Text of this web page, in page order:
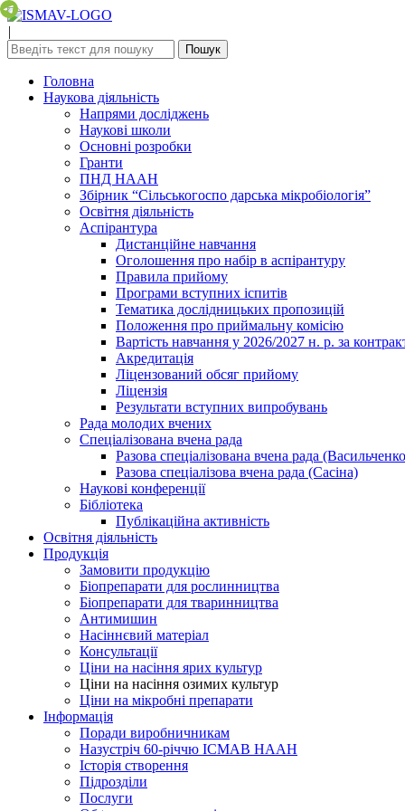
|
Головна
Наукова діяльність
Напрями досліджень
Наукові школи
Основні розробки
Гранти
ПНД НААН
Збірник “Сільськогоспо дарська мікробіологія”
Освітня діяльність
Аспірантура
Дистанційне навчання
Оголошення про набір в аспірантуру
Правила прийому
Програми вступних іспитів
Тематика дослідницьких пропозицій
Положення про приймальну комісію
Вартість навчання у 2026/2027 н. р. за
Акредитація
Ліцензований обсяг прийому
Ліцензія
Результати вступних випробувань
Рада молодих вчених
Спеціалізована вчена рада
Разова спеціалізована вчена рада
Разова спеціалізова вчена рада (Сасіна)
Наукові конференції
Бібліотека
Публікаційна активність
Освітня діяльність
Продукція
Замовити продукцiю
Біопрепарати для рослинництва
Біопрепарати для тваринництва
Антимишин
Насіннєвий матеріал
Консультації
Ціни на насіння ярих культур
Ціни на насіння озимих культур
Ціни на мікробні препарати
Iнформацiя
Поради виробничникам
Назустріч 60-річчю ІСМАВ НААН
Історія створення
Підрозділи
Послуги